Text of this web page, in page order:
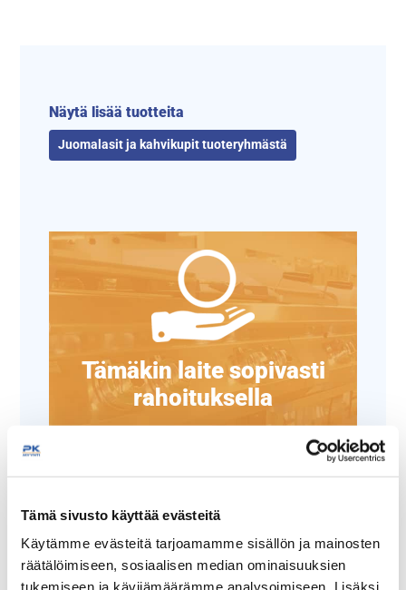
Tämä sivusto käyttää evästeitä
Käytämme evästeitä tarjoamamme sisällön ja mainosten
räätälöimiseen, sosiaalisen median ominaisuuksien
tukemiseen ja kävijämäärämme analysoimiseen. Lisäksi
Näytä lisää tuotteita
Juomalasit ja kahvikupit tuoteryhmästä
Tämäkin laite sopivasti
rahoituksella